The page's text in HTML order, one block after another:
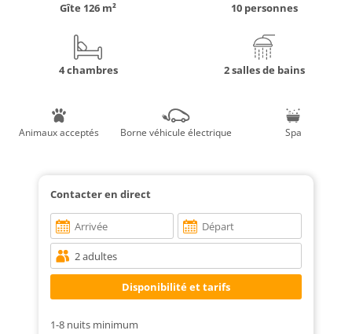
Gîte 126 m² 10 personnes
4 chambres 2 salles de bains
Animaux acceptés Borne véhicule électrique Spa
Contacter en direct
1-8 nuits minimum